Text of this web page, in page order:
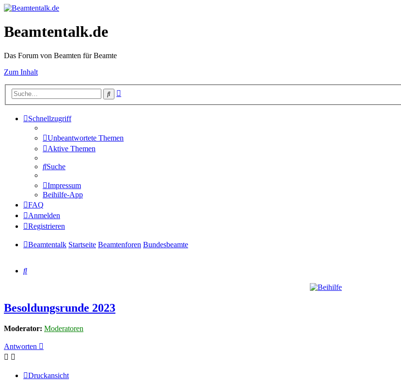
Beamtentalk.de
Das Forum von Beamten für Beamte
Zum Inhalt
Suche
Schnellzugriff
Unbeantwortete Themen
Aktive Themen
Suche
Impressum
Beihilfe-App
FAQ
Anmelden
Registrieren
Beamtentalk Startseite Beamtenforen Bundesbeamte
Suche
Besoldungsrunde 2023
Moderator: Moderatoren
Antworten
Druckansicht